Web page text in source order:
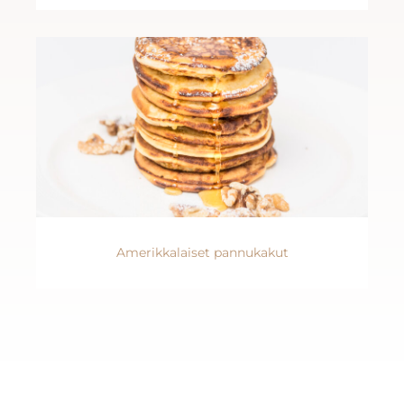
Amerikkalaiset pannukakut